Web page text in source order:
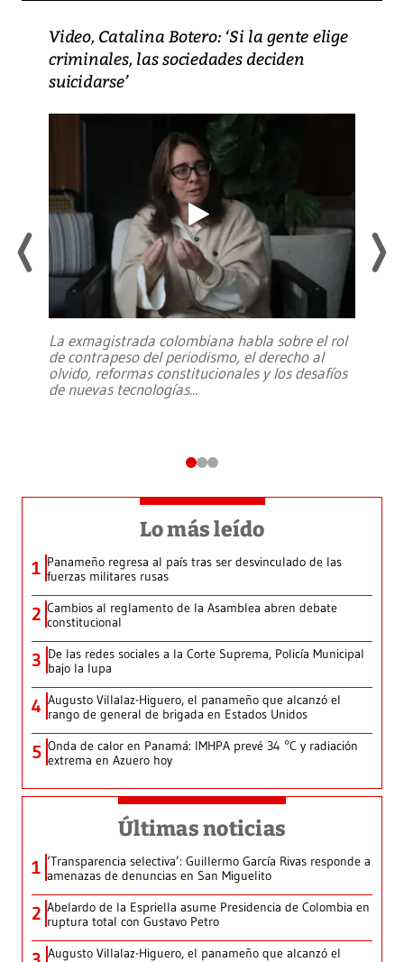
Video, Catalina Botero: ‘Si la gente elige
criminales, las sociedades deciden
suicidarse’
La exmagistrada colombiana habla sobre el rol
de contrapeso del periodismo, el derecho al
olvido, reformas constitucionales y los desafíos
de nuevas tecnologías...
Lo más leído
1 Panameño regresa al país tras ser desvinculado de las
fuerzas militares rusas
2 Cambios al reglamento de la Asamblea abren debate
constitucional
3 De las redes sociales a la Corte Suprema, Policía Municipal
bajo la lupa
4 Augusto Villalaz-Higuero, el panameño que alcanzó el
rango de general de brigada en Estados Unidos
5 Onda de calor en Panamá: IMHPA prevé 34 °C y radiación
extrema en Azuero hoy
Últimas noticias
1 ‘Transparencia selectiva’: Guillermo García Rivas responde a
amenazas de denuncias en San Miguelito
2 Abelardo de la Espriella asume Presidencia de Colombia en
ruptura total con Gustavo Petro
Augusto Villalaz-Higuero, el panameño que alcanzó el